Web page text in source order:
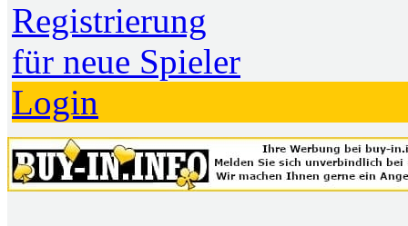
Registrierung
für neue Spieler
Login